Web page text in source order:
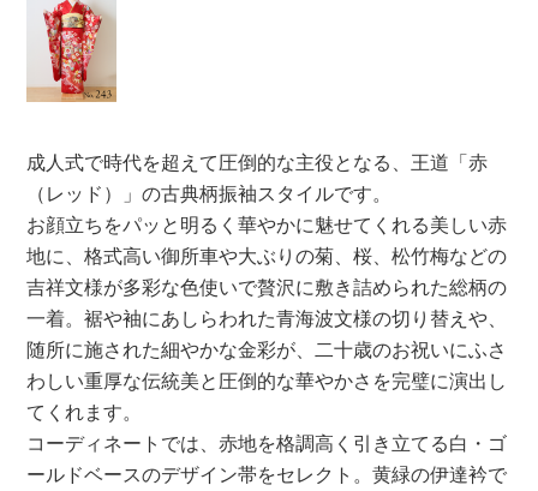
成人式で時代を超えて圧倒的な主役となる、王道「赤
（レッド）」の古典柄振袖スタイルです。
お顔立ちをパッと明るく華やかに魅せてくれる美しい赤
地に、格式高い御所車や大ぶりの菊、桜、松竹梅などの
吉祥文様が多彩な色使いで贅沢に敷き詰められた総柄の
一着。裾や袖にあしらわれた青海波文様の切り替えや、
随所に施された細やかな金彩が、二十歳のお祝いにふさ
わしい重厚な伝統美と圧倒的な華やかさを完璧に演出し
てくれます。
コーディネートでは、赤地を格調高く引き立てる白・ゴ
ールドベースのデザイン帯をセレクト。黄緑の伊達衿で